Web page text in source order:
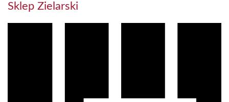
Sklep Zielarski